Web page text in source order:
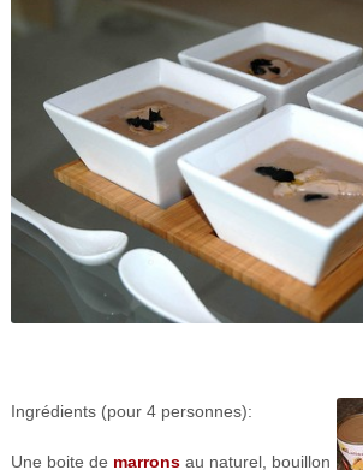
Ingrédients (pour 4 personnes):
Une boite de marronsau naturel, bouillon